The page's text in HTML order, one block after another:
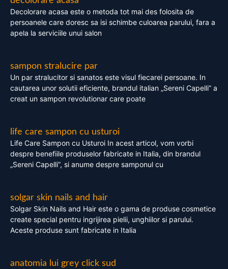
Decolorare acasa este o metoda tot mai des folosita de
persoanele care doresc sa isi schimbe culoarea parului, fara a
apela la serviciile unui salon
sampon stralucire par
Un par stralucitor si sanatos este visul fiecarei persoane. In
cautarea unor solutii eficiente, brandul italian „Sereni Capelli” a
creat un sampon revolutionar care poate
life care sampon cu usturoi
Life Care Sampon cu Usturoi In acest articol, vom vorbi
despre benefiile produselor fabricate in Italia, din brandul
„Sereni Capelli”, si anume despre samponul cu
solgar skin nails and hair
Solgar Skin Nails and Hair este o gama de produse cosmetice
create special pentru ingrijirea pielii, unghiilor si parului.
Aceste produse sunt fabricate in Italia
anatomia lui grey click sud